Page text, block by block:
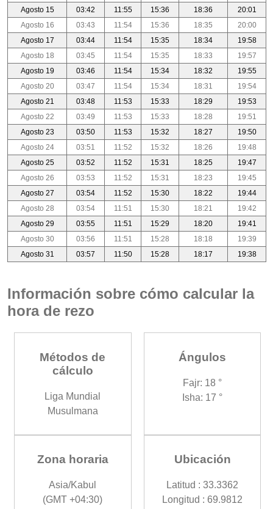
Agosto 15
03:42 11:55 15:36 18:36
20:01
Agosto 16
03:43 11:54 15:36 18:35
20:00
Agosto 17
03:44 11:54 15:35 18:34
19:58
Agosto 18
03:45 11:54 15:35 18:33
19:57
Agosto 19
03:46 11:54 15:34 18:32
19:55
Agosto 20
03:47 11:54 15:34 18:31
19:54
Agosto 21
03:48 11:53 15:33 18:29
19:53
Agosto 22
03:49 11:53 15:33 18:28
19:51
Agosto 23
03:50 11:53 15:32 18:27
19:50
Agosto 24
03:51 11:52 15:32 18:26
19:48
Agosto 25
03:52 11:52 15:31 18:25
19:47
Agosto 26
03:53 11:52 15:31 18:23
19:45
Agosto 27
03:54 11:52 15:30 18:22
19:44
Agosto 28
03:54 11:51 15:30 18:21
19:42
Agosto 29
03:55 11:51 15:29 18:20
19:41
Agosto 30
03:56 11:51 15:28 18:18
19:39
Agosto 31
03:57 11:50 15:28 18:17 19:38
Información sobre cómo calcular la
hora de rezo
Métodos de
cálculo
Liga Mundial
Musulmana
Ángulos
Fajr: 18 °
Isha: 17 °
Zona horaria
Asia/Kabul
(GMT +04:30)
Ubicación
Latitud : 33.3362
Longitud : 69.9812